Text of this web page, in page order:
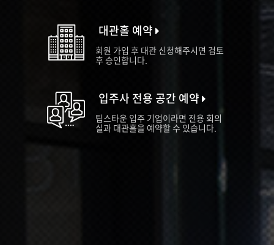
대관홀 예약
회원 가입 후 대관 신청해주시면 검토
후 승인합니다.
입주사 전용 공간 예약
팁스타운 입주 기업이라면 전용 회의
실과 대관홀을 예약할 수 있습니다.